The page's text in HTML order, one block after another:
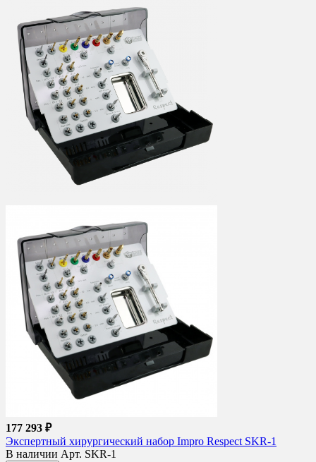
177 293 ₽
Экспертный хирургический набор Impro Respect SKR-1
В наличии Арт. SKR-1